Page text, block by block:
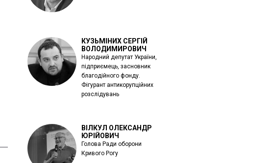
КУЗЬМІНИХ СЕРГІЙ
ВОЛОДИМИРОВИЧ
Народний депутат України,
підприємець, засновник
благодійного фонду.
Фігурант антикорупційних
розслідувань
ВІЛКУЛ ОЛЕКСАНДР
ЮРІЙОВИЧ
Голова Ради оборони
Кривого Рогу